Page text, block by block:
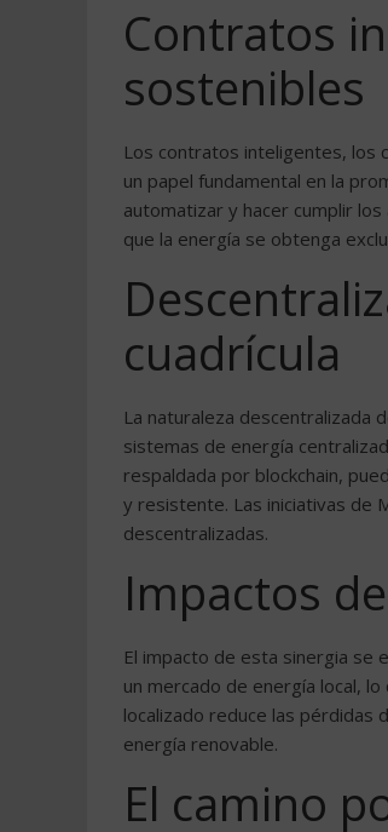
Contratos
sostenibles
Los contratos inteligentes, los
un papel fundamental en la
automatizar y hacer cumplir
que la energía se obtenga
cuadrícula
La naturaleza descentralizada
sistemas de energía
respaldada por blockchain,
y resistente. Las iniciativas de
descentralizadas.
Impactos
El impacto de esta sinergia se
un mercado de energía local,
localizado reduce las pérdidas
energía renovable.
El camino